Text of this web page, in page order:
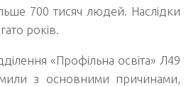
700 тисяч людей. Наслідки
років.
«Профільна освіта» Л49
з основними причинами,